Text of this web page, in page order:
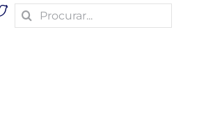
Search
for: